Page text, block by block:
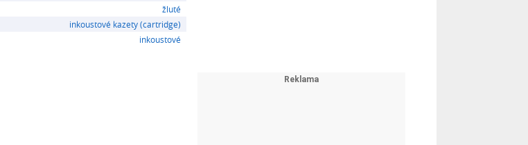
žluté
inkoustové kazety (cartridge)
inkoustové